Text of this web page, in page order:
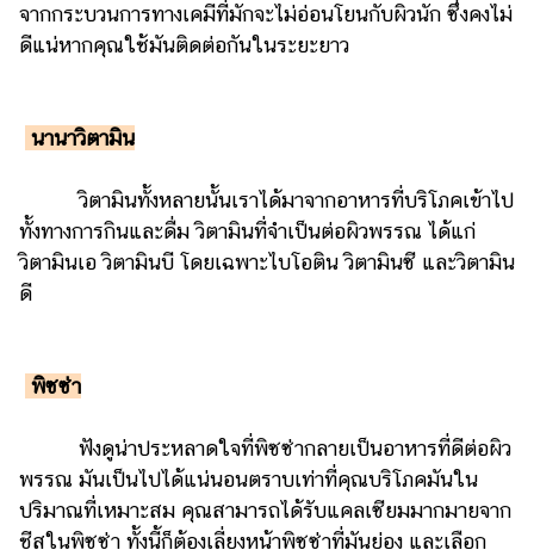
แต่งงาน
เด็ก
Infographic
กระปุก
คอร์ส
ออนไลน์
เรียน
เลข
จากกระบวนการทางเคมีที่มักจะไม่อ่อนโยนกับผิวนัก ซึ่งคงไม่
ดีแน่หากคุณใช้มันติดต่อกันในระยะยาว
นานาวิตามิน
วิตามินทั้งหลายนั้นเราได้มาจากอาหารที่บริโภคเข้าไป
ทั้งทางการกินและดื่ม วิตามินที่จำเป็นต่อผิวพรรณ ได้แก่
วิตามินเอ วิตามินบี โดยเฉพาะไบโอติน วิตามินซี และวิตามิน
ดี
พิซซ่า
ฟังดูน่าประหลาดใจที่พิซซ่ากลายเป็นอาหารที่ดีต่อผิว
พรรณ มันเป็นไปได้แน่นอนตราบเท่าที่คุณบริโภคมันใน
ปริมาณที่เหมาะสม คุณสามารถได้รับแคลเซียมมากมายจาก
ชีสในพิซซ่า ทั้งนี้ก็ต้องเลี่ยงหน้าพิซซ่าที่มันย่อง และเลือก